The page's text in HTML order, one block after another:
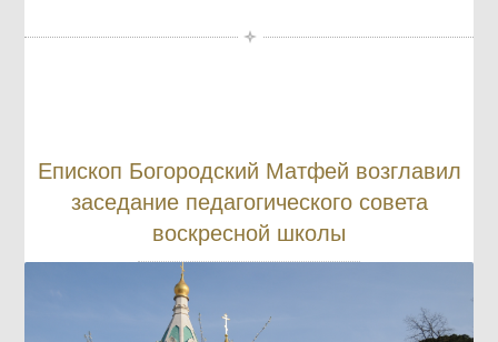
Епископ Богородский Матфей возглавил
заседание педагогического совета
воскресной школы